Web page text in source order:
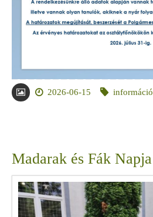
2026-06-15 információ
Madarak és Fák Napja